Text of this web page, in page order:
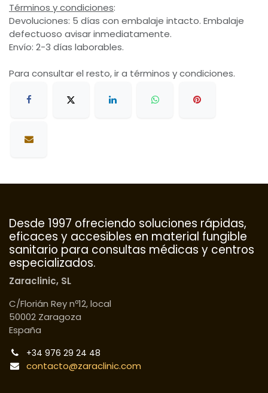
Términos y condiciones:
Devoluciones: 5 días con embalaje intacto. Embalaje
defectuoso avisar inmediatamente.
Envío: 2-3 días laborables.
Para consultar el resto, ir a términos y condiciones.
Desde 1997 ofreciendo soluciones rápidas,
eficaces y accesibles en material fungible
sanitario para consultas médicas y centros
especializados.
Zaraclinic, SL
C/Florián Rey nº12, local
50002 Zaragoza
España
+34 976 29 24 48
contacto@zaraclinic.com